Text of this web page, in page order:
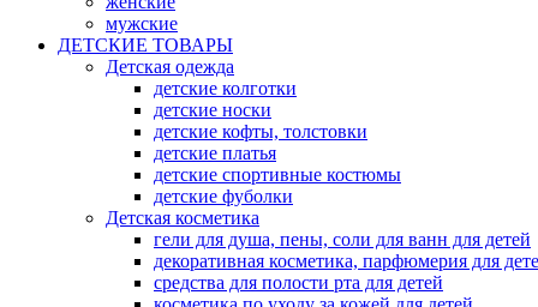
мужские
ДЕТСКИЕ ТОВАРЫ
Детская одежда
детские колготки
детские носки
детские кофты, толстовки
детские платья
детские спортивные костюмы
детские фуболки
Детская косметика
гели для душа, пены, соли для ванн для детей
декоративная косметика, парфюмерия для
средства для полости рта для детей